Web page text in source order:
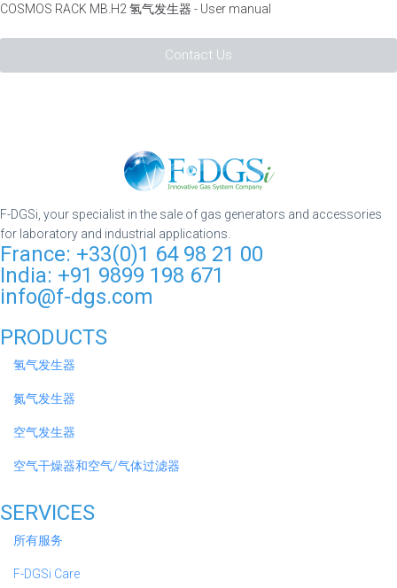
COSMOS RACK MB.H2 氢气发生器 - User manual
Contact Us
F-DGSi, your specialist in the sale of gas generators and accessories
for laboratory and industrial applications.
France: +33(0)1 64 98 21 00
India: +91 9899 198 671
info@f-dgs.com
PRODUCTS
氢气发生器
氮气发生器
空气发生器
空气干燥器和空气/气体过滤器
SERVICES
所有服务
F-DGSi Care